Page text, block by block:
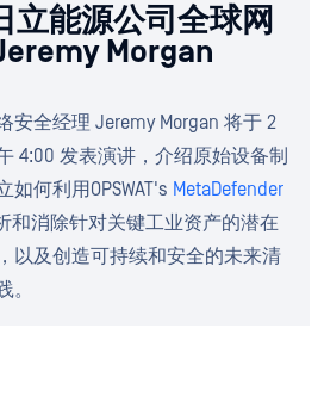
立能源公司全球网
Morgan
安全经理 Jeremy Morgan 将于 2
4:00 发表演讲，介绍原始设备制
何利用OPSWAT's MetaDefender
和消除针对关键工业资产的潜在
以及创造可持续和安全的未来清
。